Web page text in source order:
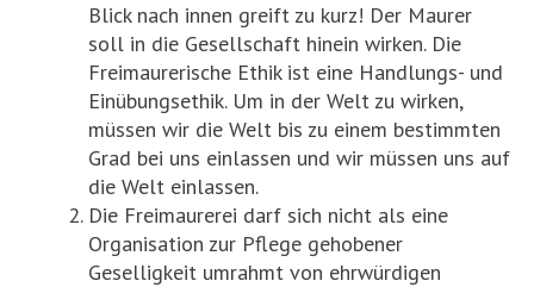
Blick nach innen greift zu kurz! Der Maurer
soll in die Gesellschaft hinein wirken. Die
Freimaurerische Ethik ist eine Handlungs- und
Einübungsethik. Um in der Welt zu wirken,
müssen wir die Welt bis zu einem bestimmten
Grad bei uns einlassen und wir müssen uns auf
die Welt einlassen.
Die Freimaurerei darf sich nicht als eine
Organisation zur Pflege gehobener
Geselligkeit umrahmt von ehrwürdigen